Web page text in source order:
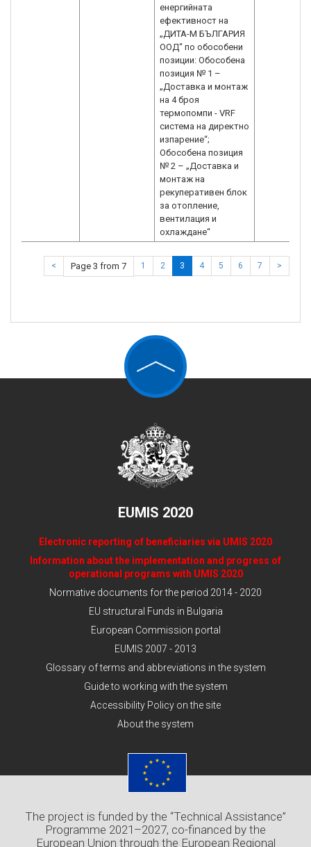
енергийната
ефективност на
„ДИТА-М БЪЛГАРИЯ
ООД“ по обособени
позиции: Обособена
позиция № 1 –
„Доставка и монтаж
на 4 броя
термопомпи - VRF
система на директно
изпарение“;
Обособена позиция
№ 2 – „Доставка и
монтаж на
рекуперативен блок
за отопление,
вентилация и
охлаждане“
< Page 3 from 7 1 2 3 4 5 6 7 >
EUMIS 2020
Electronic reporting of beneficiaries via UMIS 2020
Information about the implementation and progress of
operational programs with UMIS 2020
Normative documents for the period 2014 - 2020
EU structural Funds in Bulgaria
European Commission portal
EUMIS 2007 - 2013
Glossary of terms and abbreviations in the system
Guide to working with the system
Accessibility Policy on the site
About the system
The project is funded by the “Technical Assistance”
Programme 2021–2027, co-financed by the
European Union through the European Regional